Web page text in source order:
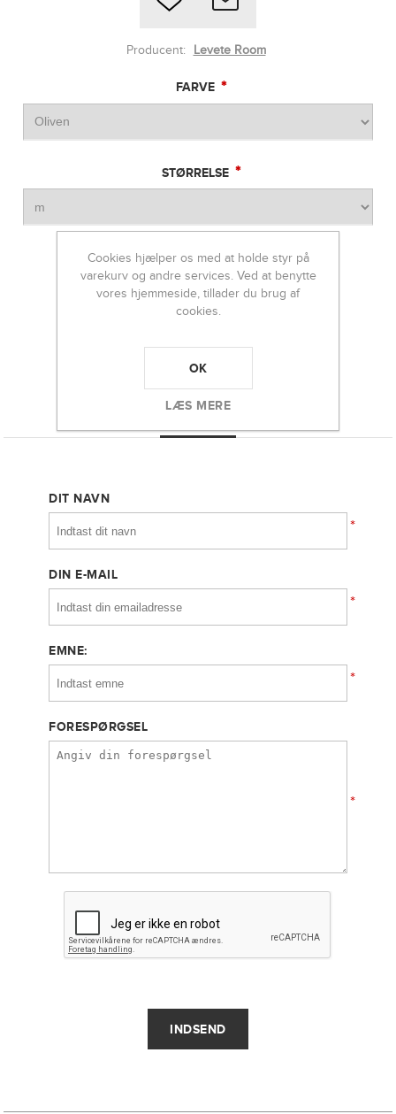
Producent: Levete Room
FARVE *
STØRRELSE *
3199,95 DKK
1000,00 DKK
DIT NAVN
*
DIN E-MAIL
*
EMNE:
*
FORESPØRGSEL
*
Cookies hjælper os med at holde styr på
varekurv og andre services. Ved at benytte
vores hjemmeside, tillader du brug af
cookies.
OK
LÆS MERE